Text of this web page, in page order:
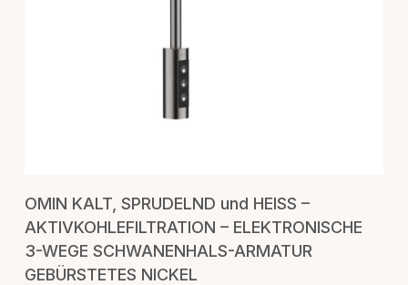
OMIN KALT, SPRUDELND und HEISS –
AKTIVKOHLEFILTRATION – ELEKTRONISCHE
3-WEGE SCHWANENHALS-ARMATUR
GEBÜRSTETES NICKEL